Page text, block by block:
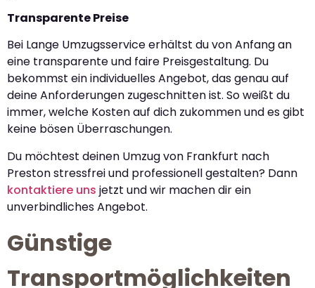
Transparente Preise
Bei Lange Umzugsservice erhältst du von Anfang an
eine transparente und faire Preisgestaltung. Du
bekommst ein individuelles Angebot, das genau auf
deine Anforderungen zugeschnitten ist. So weißt du
immer, welche Kosten auf dich zukommen und es gibt
keine bösen Überraschungen.
Du möchtest deinen Umzug von Frankfurt nach
Preston stressfrei und professionell gestalten? Dann
kontaktiere uns jetzt und wir machen dir ein
unverbindliches Angebot.
Günstige
Transportmöglichkeiten